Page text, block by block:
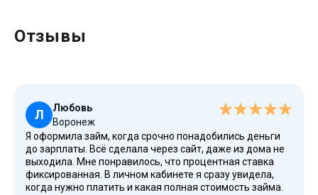
Отзывы
Л
Любовь
Воронеж
Я оформила займ, когда срочно понадобились деньги
до зарплаты. Всё сделала через сайт, даже из дома не
выходила. Мне понравилось, что процентная ставка
фиксированная. В личном кабинете я сразу увидела,
когда нужно платить и какая полная стоимость займа.